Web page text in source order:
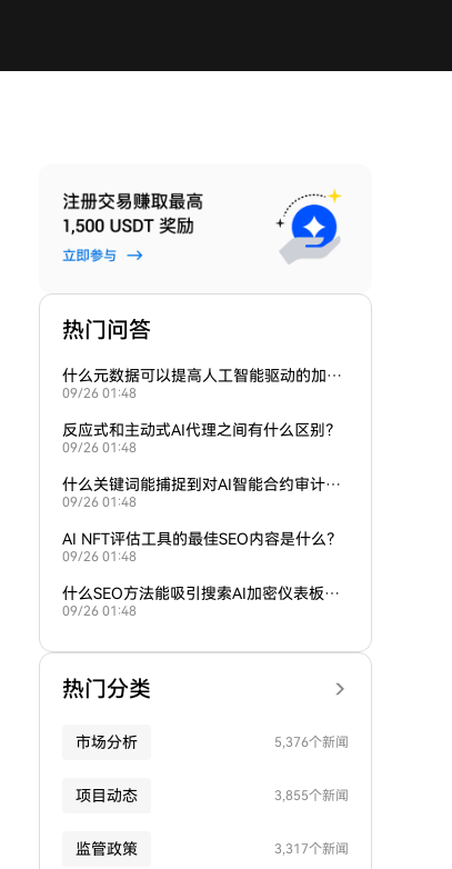
热门问答
什么元数据可以提高人工智能驱动的加密
货币投资组合应用的排名？
09/26 01:48
反应式和主动式AI代理之间有什么区别？
09/26 01:48
什么关键词能捕捉到对AI智能合约审计的
需求？
09/26 01:48
AI NFT评估工具的最佳SEO内容是什么？
09/26 01:48
什么SEO方法能吸引搜索AI加密仪表板的
用户？
09/26 01:48
热门分类
市场分析 5,376个新闻
项目动态 3,855个新闻
监管政策 3,317个新闻